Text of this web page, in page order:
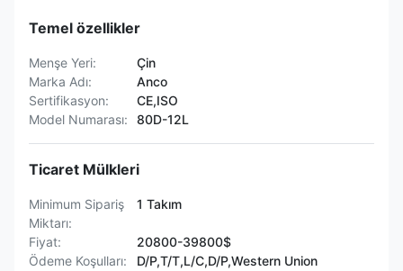
Temel özellikler
Menşe Yeri:
Çin
Marka Adı:
Anco
Sertifikasyon:
CE,ISO
Model Numarası:
80D-12L
Ticaret Mülkleri
Minimum Sipariş
Miktarı:
1 Takım
Fiyat:
20800-39800$
Ödeme Koşulları:
D/P,T/T,L/C,D/P,Western Union